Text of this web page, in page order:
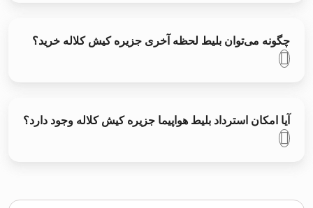
چگونه می‌توان بلیط لحظه آخری جزیره کیش کلاله خرید؟
آیا امکان استرداد بلیط هواپیما جزیره کیش کلاله وجود دارد؟